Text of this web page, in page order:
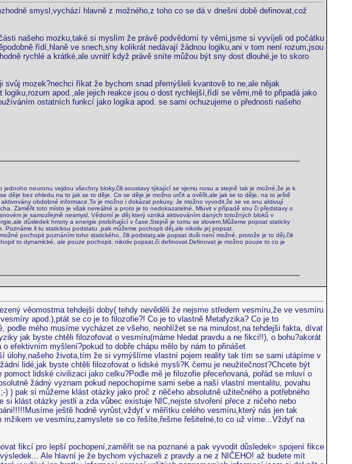
smysl,vychází hlavně z možného,z toho co se dá v dnešní době definovat,což
našeho mozku,také si myslím že právě podvědomí ty věmi,jsme si vyvíjeli od počátku
řídí,hlaně ve snech,sny kolikrát nedávají žádnou logiku,ani v tom není rozum,jsou
rychlé a krátké,ale uvnitř když právě sníte můžou být sny dost dlouhé,je to skoro
mozek?nechci říkat že bychom snad přemýšleli kvantově to ne,ale nějak
apod.,ale jejich reakce jsou o dost rychlejší,řídí se věmi,mě to připadá jako
ostatních funkcí jako logika apod. se sami ochuzujeme o přednosti našeho
neuronu vejdou všechny bloky,čili soustavy týkající se vjemu nosu a stejně tak je možné,že je k
děje bez ohledu na to jak se to děje. Co se děje je možno určit a ověřit,ale jak se to děje, na to ještě
obdobné informace.To je možno i dokázat pokusy. Je možno vyvodit,že se ve snu aktivují
Zaměřit toto místo je však nereálné a proto je to nedokazatelné. Mluvit v případě snu či představy o
je samozřejmě nesmysl. Vědomí je děj který vzniká aktivováním daných totožných bloků v
důsledek hmoty a energie probíhající v čase.Stejně je tomu se slovem.Můžeme popsat staticky
li tu statickou podstatu ,pak můžeme pochopit děj,ale nikoliv jej popsat.
pochopit poznáním toho statického, čili podstaty,ale popsat duši není možné, protože je to děj,čili
to dynamické, ale pouze pochopit, nikoliv popsat,či definovat.Definovat je možno pouze to co je
věomostma tehdejši doby( tehdy nevěděli že nejsme středem vesmíru,že ve vesmíru
apod.),ptát se co je to filozofie?! Co je to vlastně Metafyzika? Co je to
mého musíme vycházet ze všeho, neohlížet se na minulost,na tehdejši fakta, dívat
jak byste chtěli filozofovat o vesmíru(máme hledat pravdu a ne fikci!!), o bohu?akorát
efektivním myšlení?pokud to dobře chápu mělo by nám to přinášet
úlohy,našeho života,tím že si vymýšlíme vlastní pojem reality tak tím se sami utápíme v
lidé,jak byste chtěli filozofovat o lidské mysli?K čemu je neužitečnost?Chcete být
lidské civilizaci jako celku?Podle mě je filozofie přeceňovaná, pořád se mluví o
žádný vyznam pokud nepochopíme sami sebe a naší vlastní mentalitu, povahu
) pak si můžeme klást otázky jako proč z něčeho absolutně užitečného a potřebného
klást otázky jestli a zda vůbec existuje NIC,nejste stvoření přece z ničeho nebo
ještě hodně vyrůst,vždyť v měřítku celého vesmíru,který nás jen tak
ve vesmíru,zamyslete se co řešíte,řešme řešitelné,to co už víme...Vždyť na
fikcí pro lepší pochopení,zaměřit se na poznané a pak vyvodit důsledek= spojení fikce
Ale hlavní je že bychom výchazeli z pravdy a ne z NIČEHO! až budete mít